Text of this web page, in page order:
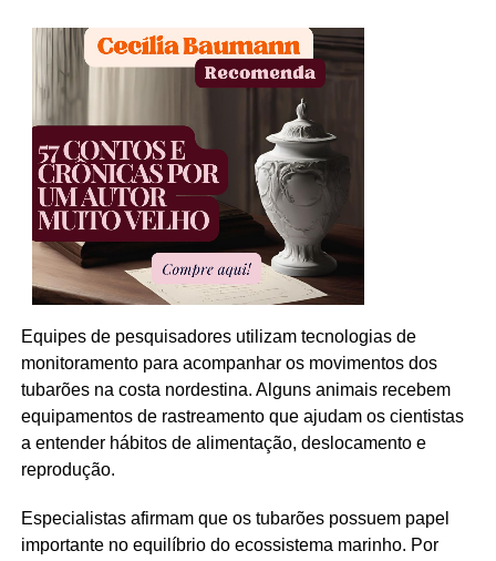
Equipes de pesquisadores utilizam tecnologias de
monitoramento para acompanhar os movimentos dos
tubarões na costa nordestina. Alguns animais recebem
equipamentos de rastreamento que ajudam os cientistas
a entender hábitos de alimentação, deslocamento e
reprodução.
Especialistas afirmam que os tubarões possuem papel
importante no equilíbrio do ecossistema marinho. Por